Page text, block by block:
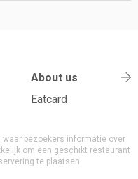
About us
Eatcard
bezoekers informatie over
om een geschikt restaurant
te plaatsen.